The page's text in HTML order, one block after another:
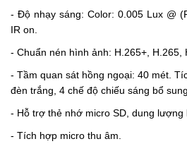
- Độ nhạy sáng: Color: 0.005 Lux @
IR on.
- Chuẩn nén hình ảnh: H.265+, H.265,
- Tầm quan sát hồng ngoại: 40 mét.
đèn trắng, 4 chế độ chiếu sáng bổ sung.
- Hỗ trợ thẻ nhớ micro SD, dung lượng
- Tích hợp micro thu âm.